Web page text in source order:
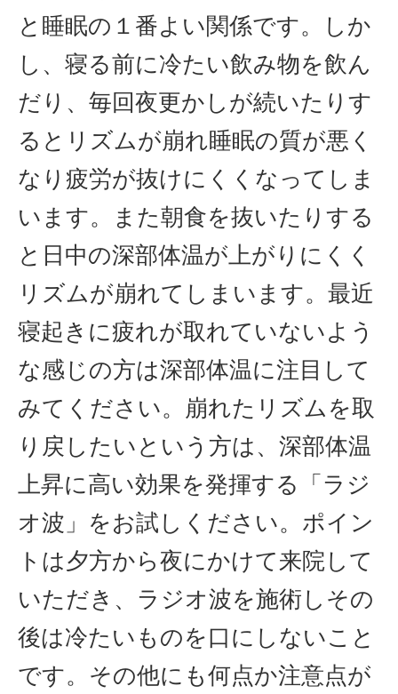
と睡眠の１番よい関係です。しか
し、寝る前に冷たい飲み物を飲ん
だり、毎回夜更かしが続いたりす
るとリズムが崩れ睡眠の質が悪く
なり疲労が抜けにくくなってしま
います。また朝食を抜いたりする
と日中の深部体温が上がりにくく
リズムが崩れてしまいます。最近
寝起きに疲れが取れていないよう
な感じの方は深部体温に注目して
みてください。崩れたリズムを取
り戻したいという方は、深部体温
上昇に高い効果を発揮する「ラジ
オ波」をお試しください。ポイン
トは夕方から夜にかけて来院して
いただき、ラジオ波を施術しその
後は冷たいものを口にしないこと
です。その他にも何点か注意点が